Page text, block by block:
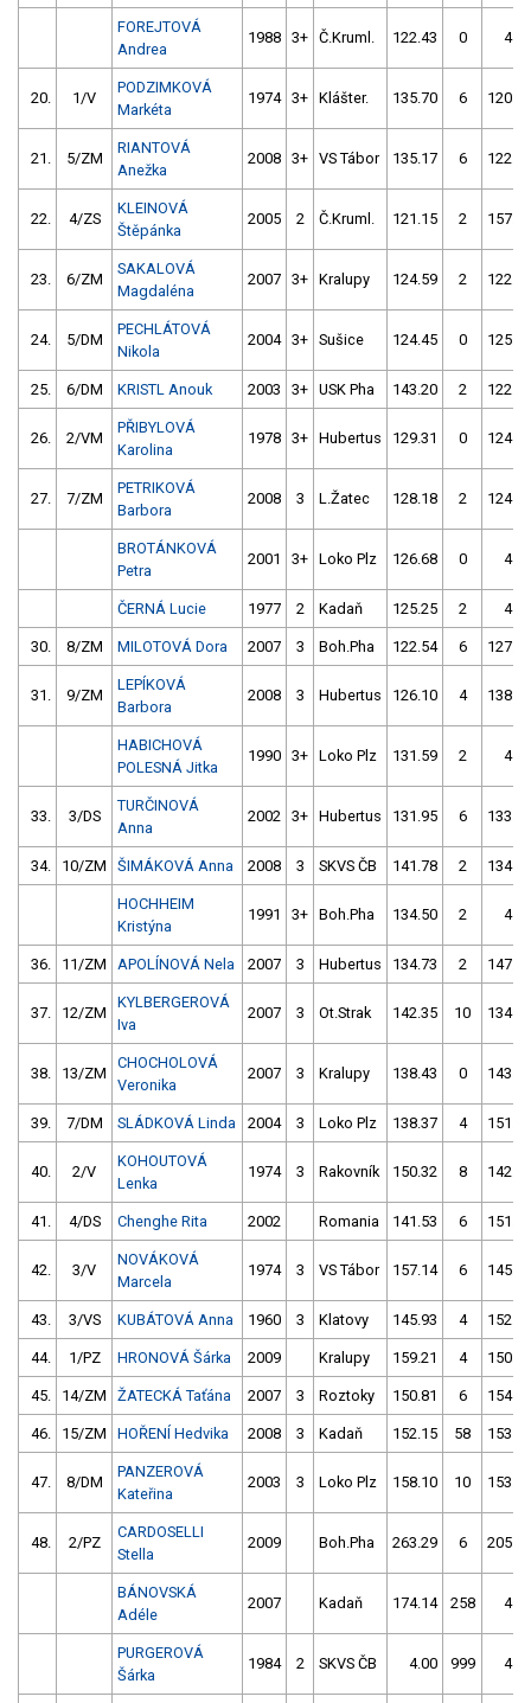
FOREJTOVÁ
Andrea
1988 3+ Č.Kruml. 122.43 0 4.00
20. 1/V
PODZIMKOVÁ
Markéta
1974 3+ Klášter. 135.70 6 120.45
21. 5/ZM
RIANTOVÁ
Anežka
2008 3+ VS Tábor 135.17 6 122.78
22. 4/ZS
KLEINOVÁ
Štěpánka
2005 2 Č.Kruml. 121.15 2 157.54
23. 6/ZM
SAKALOVÁ
Magdaléna
2007 3+ Kralupy 124.59 2 122.32
24. 5/DM
PECHLÁTOVÁ
Nikola
2004 3+ Sušice 124.45 0 125.90
25. 6/DM KRISTL Anouk 2003 3+ USK Pha 143.20 2 122.89
26. 2/VM
PŘIBYLOVÁ
Karolina
1978 3+ Hubertus 129.31 0 124.31
27. 7/ZM
PETRIKOVÁ
Barbora
2008 3 L.Žatec 128.18 2 124.43
BROTÁNKOVÁ
Petra
2001 3+ Loko Plz 126.68 0 4.00
ČERNÁ Lucie 1977 2 Kadaň 125.25 2 4.00
30. 8/ZM MILOTOVÁ Dora 2007 3 Boh.Pha 122.54 6 127.54
31. 9/ZM
LEPÍKOVÁ
Barbora
2008 3 Hubertus 126.10 4 138.51
HABICHOVÁ
POLESNÁ Jitka
1990 3+ Loko Plz 131.59 2 4.00
33. 3/DS
TURČINOVÁ
Anna
2002 3+ Hubertus 131.95 6 133.12
34. 10/ZM ŠIMÁKOVÁ Anna 2008 3 SKVS ČB 141.78 2 134.20
HOCHHEIM
Kristýna
1991 3+ Boh.Pha 134.50 2 4.00
36. 11/ZM APOLÍNOVÁ Nela 2007 3 Hubertus 134.73 2 147.29
37. 12/ZM
KYLBERGEROVÁ
Iva
2007 3 Ot.Strak 142.35 10 134.25
38. 13/ZM
CHOCHOLOVÁ
Veronika
2007 3 Kralupy 138.43 0 143.87
39. 7/DM SLÁDKOVÁ Linda 2004 3 Loko Plz 138.37 4 151.18
40. 2/V
KOHOUTOVÁ
Lenka
1974 3 Rakovník 150.32 8 142.78
41. 4/DS Chenghe Rita 2002 Romania 141.53 6 151.12
42. 3/V
NOVÁKOVÁ
Marcela
1974 3 VS Tábor 157.14 6 145.18
43. 3/VS KUBÁTOVÁ Anna 1960 3 Klatovy 145.93 4 152.62
44. 1/PZ HRONOVÁ Šárka 2009 Kralupy 159.21 4 150.28
45. 14/ZM ŽATECKÁ Taťána 2007 3 Roztoky 150.81 6 154.47
46. 15/ZM HOŘENÍ Hedvika 2008 3 Kadaň 152.15 58 153.89
47. 8/DM
PANZEROVÁ
Kateřina
2003 3 Loko Plz 158.10 10 153.73
48. 2/PZ
CARDOSELLI
Stella
2009 Boh.Pha 263.29 6 205.18
BÁNOVSKÁ
Adéle
2007 Kadaň 174.14 258 4.00
PURGEROVÁ
Šárka
1984 2 SKVS ČB 4.00 999 4.00